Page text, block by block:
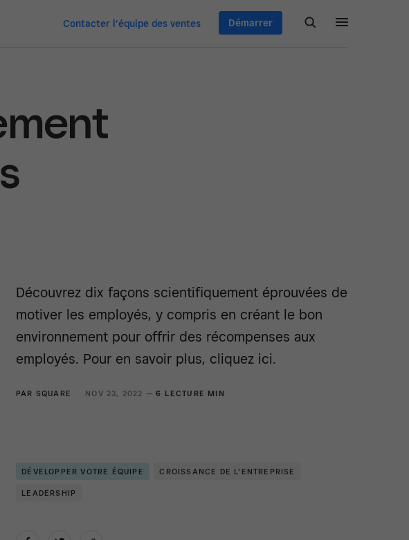
Contacter l’équipe des ventes Démarrer
Découvrez dix façons scientifiquement éprouvées de
motiver les employés, y compris en créant le bon
environnement pour offrir des récompenses aux
employés. Pour en savoir plus, cliquez ici.
PAR SQUARE NOV 23, 2022 —6 LECTURE MIN
DÉVELOPPER VOTRE ÉQUIPE CROISSANCE DE L’ENTREPRISE
LEADERSHIP